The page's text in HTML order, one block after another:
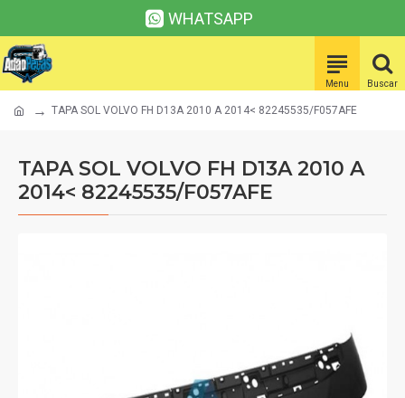
WHATSAPP
TAPA SOL VOLVO FH D13A 2010 A 2014< 82245535/F057AFE
TAPA SOL VOLVO FH D13A 2010 A
2014< 82245535/F057AFE